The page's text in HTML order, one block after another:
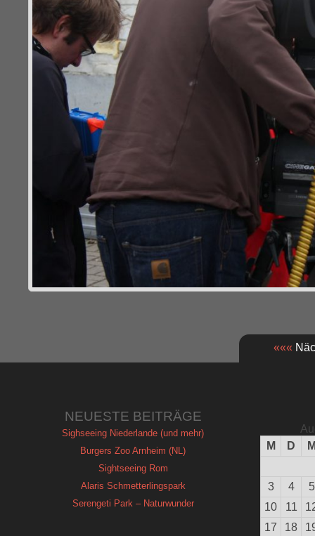
«««
NEUESTE BEITRÄGE
Sighseeing Niederlande (und mehr)
Burgers Zoo Arnheim (NL)
Sightseeing Rom
Alaris Schmetterlingspark
Serengeti Park – Naturwunder
M
D
3 4
5
10
11
17
18